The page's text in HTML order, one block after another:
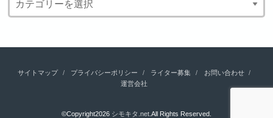
サイトマップ プライバシーポリシー ライター募集
お問い合わせ
運営会社
©Copyright2026 シモキタ.net.All Rights Reserved.